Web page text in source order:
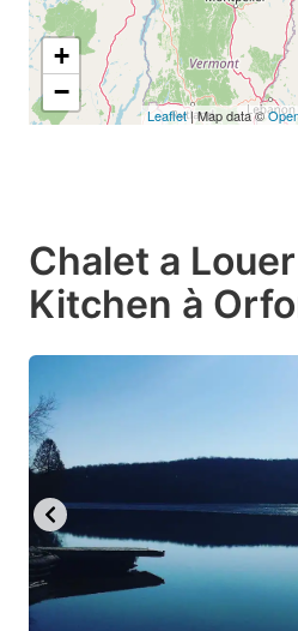
+
−
Leaflet| Map data ©
Chalet a
Kitchen à